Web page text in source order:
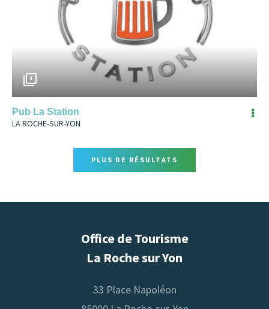
3
Pub La Station
LA ROCHE-SUR-YON
PLUS DE RÉSULTATS
Office de Tourisme
La Roche sur Yon
33 Place Napoléon